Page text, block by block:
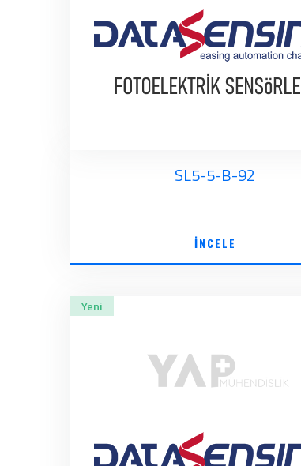
SL5-5-B-92
İNCELE
Yeni